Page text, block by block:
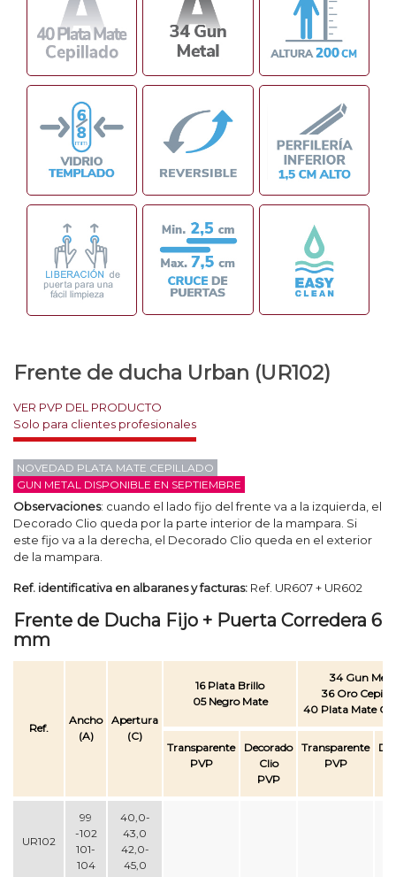
Frente de ducha Urban (UR102)
VER PVP DEL PRODUCTO
NOVEDAD PLATA MATE CEPILLADO
GUN METAL DISPONIBLE EN SEPTIEMBRE
Observaciones: cuando el lado fijo del frente va a la izquierda, el
Decorado Clio queda por la parte interior de la mampara. Si
este fijo va a la derecha, el Decorado Clio queda en el exterior
de la mampara.
Ref. identificativa en albaranes y facturas: Ref. UR607 + UR602
Frente de Ducha Fijo + Puerta Corredera 6
mm
Ref.
Ancho
(A)
Apertura
(C)
16 Plata Brillo
05 Negro Mate
34 Gun
36 Oro
40 Plata Mate
Transparente
PVP
Decorado
Clio
PVP
Transparente
PVP
UR102
99
-102
101-
104
40,0-
43,0
42,0-
45,0